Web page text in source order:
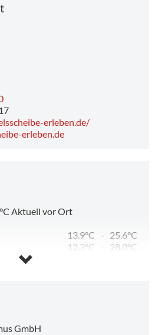
erleben.de/
erleben.de
°C Aktuell vor Ort
13.9°C - 25.6°C
12.3°C -
28.0°C
GmbH